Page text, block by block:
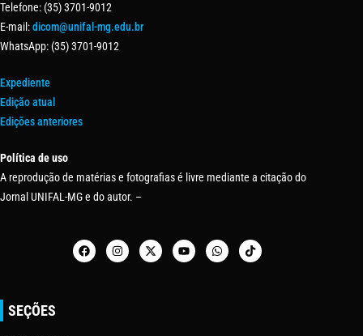
Telefone: (35) 3701-9012
E-mail:dicom@unifal-mg.edu.br
WhatsApp: (35) 3701-9012
Expediente
Edição atual
Edições anteriores
Política de uso
A reprodução de matérias e fotografias é livre mediante a citação do
Jornal UNIFAL-MG e do autor. –
SEÇÕES